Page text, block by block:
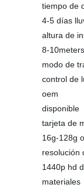
tiempo de
4-5 días
altura de
8-10meters
modo de
control de
oem
disponible
tarjeta de
16g-128g
resolución
1440p hd
materiales